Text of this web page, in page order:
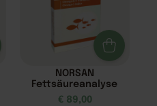
NORSAN
Fettsäureanalyse
€ 89,00